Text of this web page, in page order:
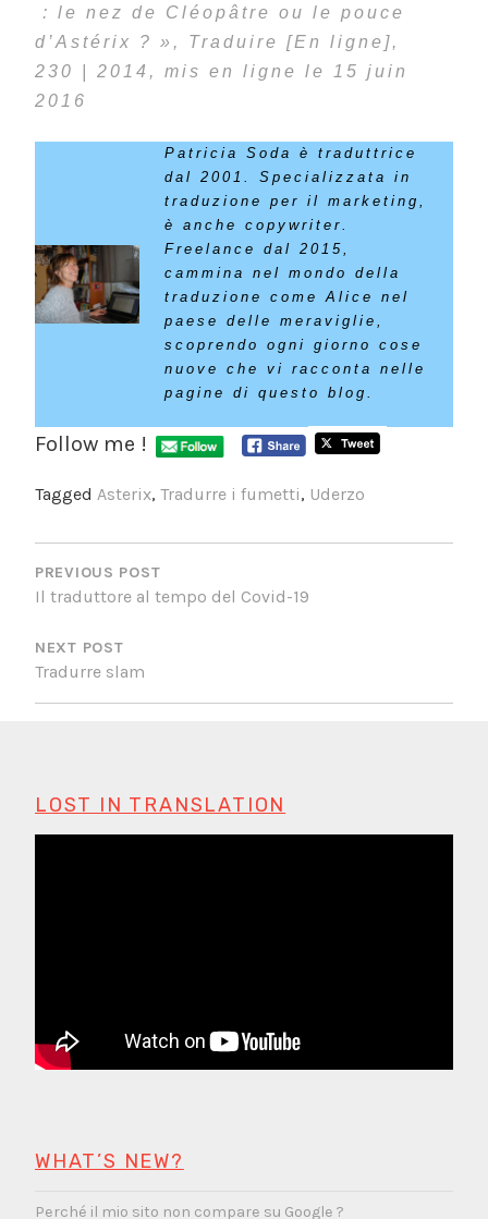
: le nez de Cléopâtre ou le pouce
d’Astérix ? », Traduire [En ligne],
230 | 2014, mis en ligne le 15 juin
2016
Patricia Soda è traduttrice
dal 2001. Specializzata in
traduzione per il marketing,
è anche copywriter.
Freelance dal 2015,
cammina nel mondo della
traduzione come Alice nel
paese delle meraviglie,
scoprendo ogni giorno cose
nuove che vi racconta nelle
pagine di questo blog.
Follow me !
Tagged Asterix, Tradurre i fumetti, Uderzo
NAVIGAZIONE
ARTICOLI
PREVIOUS POST
Il traduttore al tempo del Covid-19
NEXT POST
Tradurre slam
LOST IN TRANSLATION
WHAT’S NEW?
Perché il mio sito non compare su Google ?